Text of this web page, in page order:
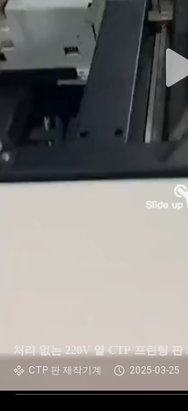
처리 없는 220V 열 CTP 프린팅 판
CTP 판 제작기계 2025-03-25